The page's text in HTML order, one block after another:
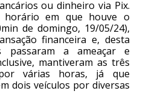
ou dinheiro via Pix.
em que houve o
de domingo, 19/05/24),
financeira e, desta
passaram a ameaçar e
mantiveram as três
várias horas, já que
dois veículos por diversas